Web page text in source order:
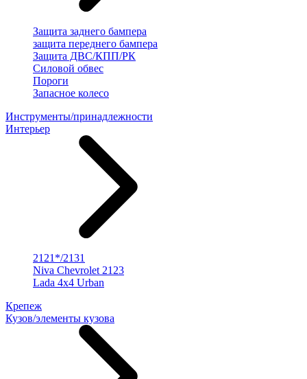
Защита заднего бампера
защита переднего бампера
Защита ДВС/КПП/РК
Силовой обвес
Пороги
Запасное колесо
Инструменты/принадлежности
Интерьер
2121*/2131
Niva Chevrolet 2123
Lada 4x4 Urban
Крепеж
Кузов/элементы кузова